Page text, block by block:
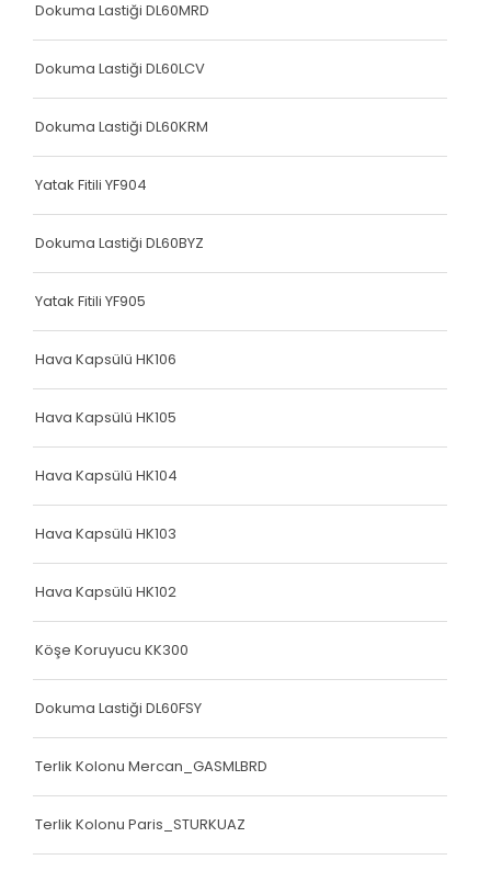
Dokuma Lastiği DL60MRD
Dokuma Lastiği DL60LCV
Dokuma Lastiği DL60KRM
Yatak Fitili YF904
Dokuma Lastiği DL60BYZ
Yatak Fitili YF905
Hava Kapsülü HK106
Hava Kapsülü HK105
Hava Kapsülü HK104
Hava Kapsülü HK103
Hava Kapsülü HK102
Köşe Koruyucu KK300
Dokuma Lastiği DL60FSY
Terlik Kolonu Mercan_GASMLBRD
Terlik Kolonu Paris_STURKUAZ